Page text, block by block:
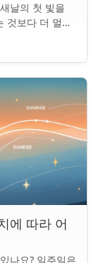
날의 첫 빛을
것보다 더 멀리
에 따라 어
나요? 일주일은